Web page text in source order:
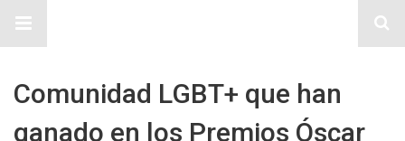
Comunidad LGBT+ que han
ganado en los Premios Óscar